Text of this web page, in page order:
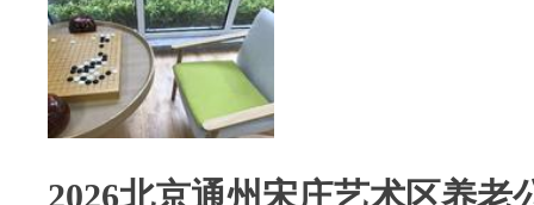
2026北京通州宋庄艺术区养老